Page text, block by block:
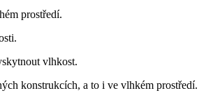
prostředí.
vlhkost.
konstrukcích, a to i ve vlhkém prostředí.